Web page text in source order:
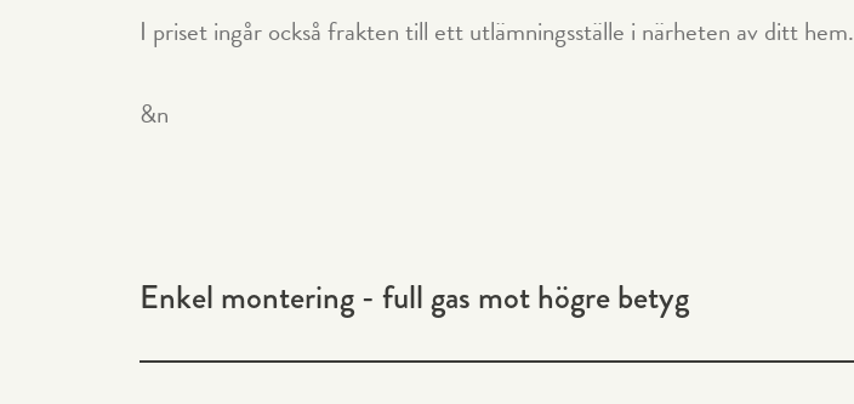
I priset ingår också frakten till ett utlämningsställe i närheten av ditt hem.
&n
Enkel montering - full gas mot högre betyg